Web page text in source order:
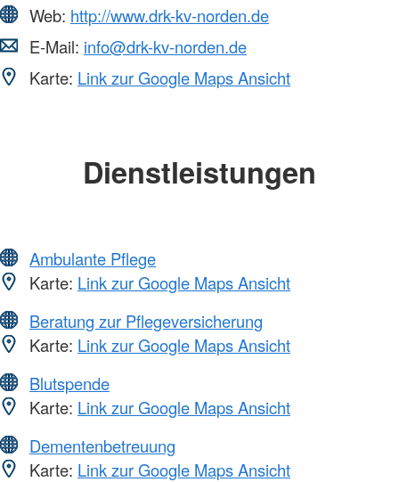
Web: http://www.drk-kv-norden.de
E-Mail: info@drk-kv-norden.de
Karte: Link zur Google Maps Ansicht
Dienstleistungen
Ambulante Pflege
Karte: Link zur Google Maps Ansicht
Beratung zur Pflegeversicherung
Karte: Link zur Google Maps Ansicht
Blutspende
Karte: Link zur Google Maps Ansicht
Dementenbetreuung
Karte: Link zur Google Maps Ansicht